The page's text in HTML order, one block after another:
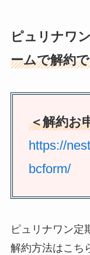
ピュリナワ
ームで解約
＜解約お
https://
bcform/
ピュリナワン定
解約方法はこち